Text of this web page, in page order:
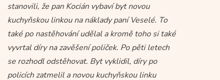
stanovili, že pan Kocián vybaví byt novou
kuchyňskou linkou na náklady paní Veselé. To
také po nastěhování udělal a kromě toho si také
vyvrtal díry na zavěšení poliček. Po pěti letech
se rozhodl odstěhovat. Byt vyklidil, díry po
policích zatmelil a novou kuchyňskou linku